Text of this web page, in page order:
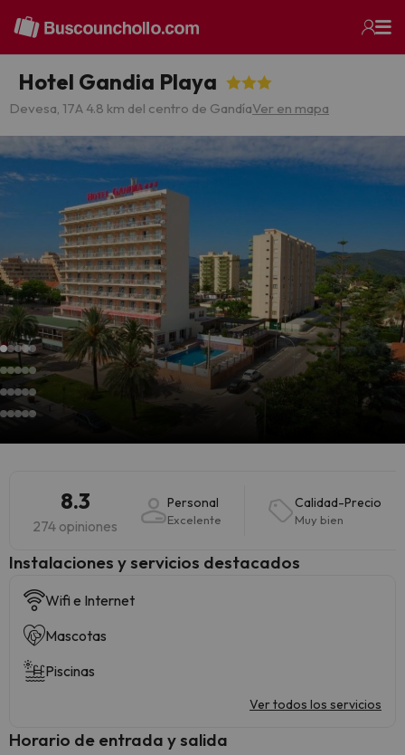
Hotel Gandia Playa
Devesa, 17A 4.8 km del centro de GandíaVer en mapa
8.3
274 opiniones
Personal
Excelente
Calidad-Precio
Muy bien
Instalaciones y servicios destacados
Wifi e Internet
Mascotas
Piscinas
Ver todos los servicios
Horario de entrada y salida